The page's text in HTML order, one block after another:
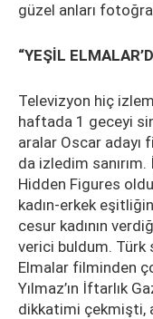
güzel anları
“YEŞİL
Televizyon hiç
haftada 1 geceyi
aralar Oscar adayı
da izledim
Hidden Figures
kadın-erkek
cesur kadının
verici buldum. Türk
Elmalar filminden
Yılmaz’ın İftarlık
dikkatimi çekmişti,